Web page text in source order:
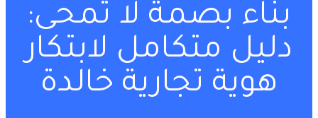
بناء بصمة لا تُمحى:
دليل متكامل لابتكار
هوية تجارية خالدة